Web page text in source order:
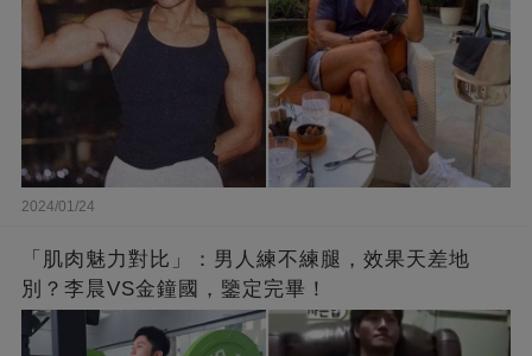
2024/01/24
「肌肉魅力對比」：男人練不練腿，效果天差地
別？李晨VS金鐘國，鑒定完畢！